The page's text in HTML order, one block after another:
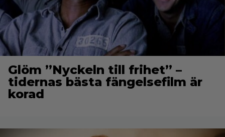
Glöm ”Nyckeln till frihet” –
tidernas bästa fängelsefilm är
korad